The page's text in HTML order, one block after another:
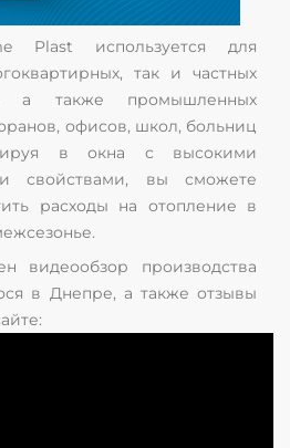
Plast используется для
так и частных
а также промышленных
офисов, школ, больниц
в окна с высокими
свойствами, вы сможете
расходы на отопление в
видеообзор производства
в Днепре, а также отзывы